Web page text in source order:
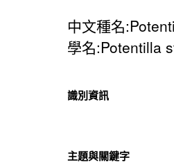
中文種名
學名:Potentilla
識別資訊
主題與關鍵字